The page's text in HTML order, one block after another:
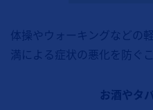
体操やウォーキングなどの
満による症状の悪化を防ぐ
お酒やタ